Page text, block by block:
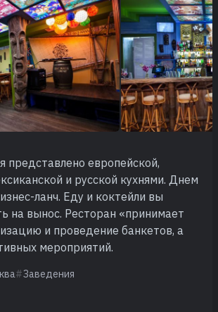
представлено европейской,
и русской кухнями. Днем
ланч. Еду и коктейли вы
на вынос. Ресторан «принимает
и проведение банкетов, а
мероприятий.
Заведения